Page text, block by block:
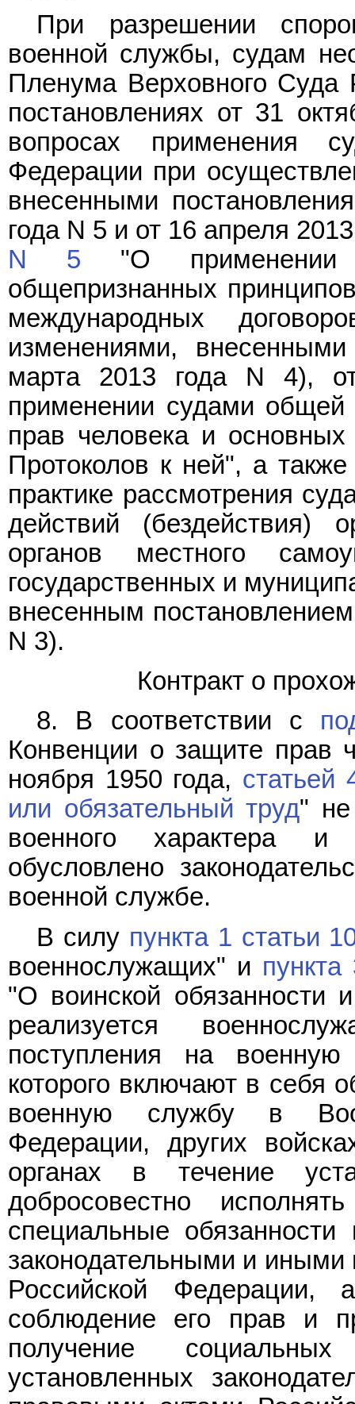
При разрешении
военной службы, судам
Пленума Верховного Суда
постановлениях от 31
вопросах применения
Федерации при
внесенными
года N 5 и от 16 апреля
N 5 "О применении
общепризнанных
международных
изменениями,
марта 2013 года N 4),
применении судами
прав человека и
Протоколов к ней", а
практике рассмотрения
действий (бездействия)
органов местного
государственных и
внесенным
N 3).
Контракт о
8. В соответствии с
Конвенции о защите прав
ноября 1950 года, статьей
или обязательный труд" не
военного характера и
обусловлено
военной службе.
В силу пункта 1 статьи
военнослужащих" и
"О воинской обязанности
реализуется
поступления на
которого включают в себя
военную службу в
Федерации, других
органах в течение
добросовестно
специальные
законодательными и
Российской
соблюдение его прав и
получение
установленных